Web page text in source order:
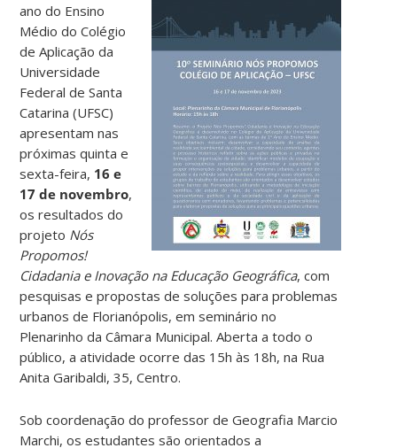
ano do Ensino
Médio do Colégio
de Aplicação da
Universidade
Federal de Santa
Catarina (UFSC)
apresentam nas
próximas quinta e
sexta-feira, 16 e
17 de novembro,
os resultados do
projeto Nós
Propomos!
Cidadania e Inovação na Educação Geográfica, com
pesquisas e propostas de soluções para problemas
urbanos de Florianópolis, em seminário no
Plenarinho da Câmara Municipal. Aberta a todo o
público, a atividade ocorre das 15h às 18h, na Rua
Anita Garibaldi, 35, Centro.
Sob coordenação do professor de Geografia Marcio
Marchi, os estudantes são orientados a